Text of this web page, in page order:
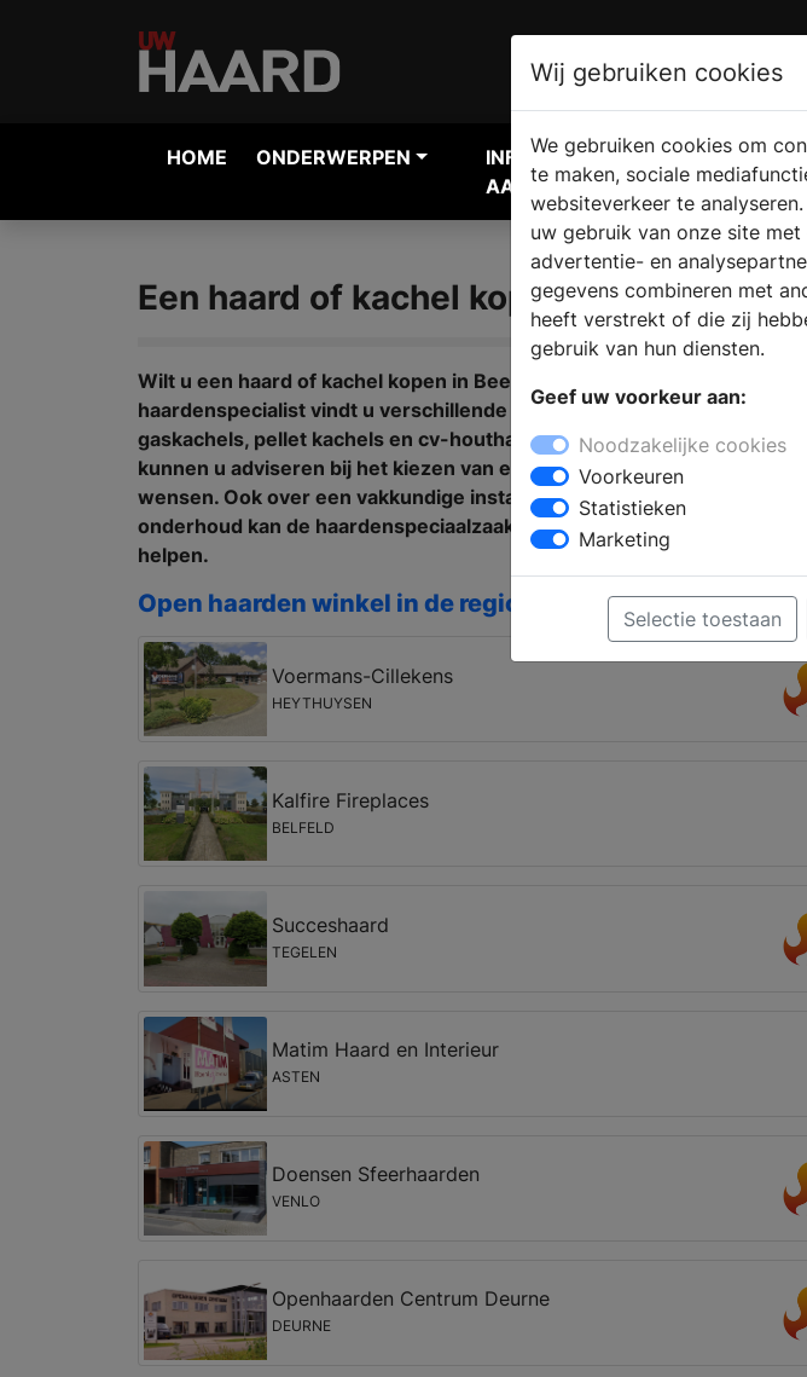
HOME ONDERWERPEN
INFORMATIE
AANVRAGEN
Een haard of kachel kopen in Beegden
Wilt u een haard of kachel kopen in Beegden? Bij een bezoek aan een
haardenspecialist vindt u verschillende houtkachels, open haarden,
gaskachels, pellet kachels en cv-houthaarden. De deskundige
kunnen u adviseren bij het kiezen van een model, passend bij uw
wensen. Ook over een vakkundige installatie van uw eigen haard en het
onderhoud kan de haardenspeciaalzaak u met professioneel advies
helpen.
Open haarden winkel in de regio Beegden
Voermans-Cillekens
HEYTHUYSEN
Kalfire Fireplaces
BELFELD
Succeshaard
TEGELEN
Matim Haard en Interieur
ASTEN
Doensen Sfeerhaarden
VENLO
Openhaarden Centrum Deurne
DEURNE
Wij gebruiken cookies
We gebruiken cookies om
te maken, sociale
websiteverkeer te
uw gebruik van onze site
advertentie- en
gegevens combineren met
heeft verstrekt of die zij
gebruik van hun diensten.
Geef uw voorkeur aan:
Noodzakelijke cookies
Voorkeuren
Statistieken
Marketing
Selectie toestaan